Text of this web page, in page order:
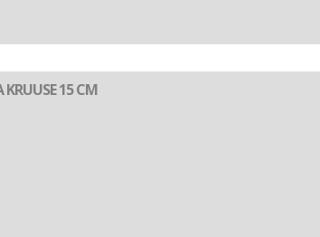
KRUUSE 15 CM